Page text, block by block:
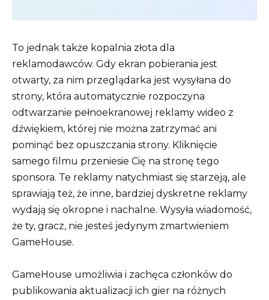
To jednak także kopalnia złota dla
reklamodawców. Gdy ekran pobierania jest
otwarty, za nim przeglądarka jest wysyłana do
strony, która automatycznie rozpoczyna
odtwarzanie pełnoekranowej reklamy wideo z
dźwiękiem, której nie można zatrzymać ani
pominąć bez opuszczania strony. Kliknięcie
samego filmu przeniesie Cię na stronę tego
sponsora. Te reklamy natychmiast się starzeją, ale
sprawiają też, że inne, bardziej dyskretne reklamy
wydają się okropne i nachalne. Wysyła wiadomość,
że ty, gracz, nie jesteś jedynym zmartwieniem
GameHouse.
GameHouse umożliwia i zachęca członków do
publikowania aktualizacji ich gier na różnych